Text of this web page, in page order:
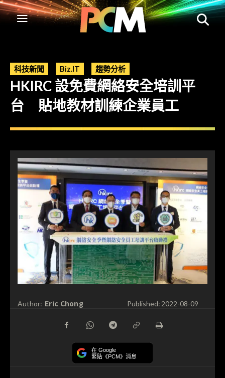
科技新聞 Biz.IT 趨勢分析
HKIRC 設免費網絡安全培訓平
台 貼地教材訓練企業員工
Author: Eric Chong Published:2022-08-09
在 Google
緊貼《PCM》消息